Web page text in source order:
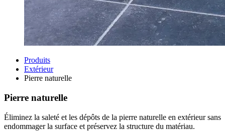
Produits
Extérieur
Pierre naturelle
Pierre naturelle
Éliminez la saleté et les dépôts de la pierre naturelle en extérieur sans
endommager la surface et préservez la structure du matériau.